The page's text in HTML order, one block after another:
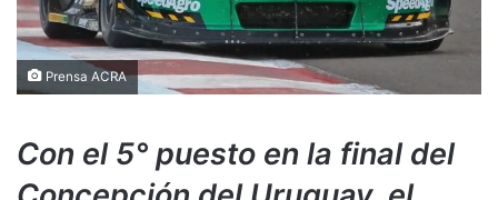
Prensa ACRA
Con el 5° puesto en la final del